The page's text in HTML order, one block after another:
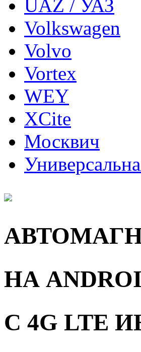
UAZ / УАЗ
Volkswagen
Volvo
Vortex
WEY
XCite
Москвич
НА
С 4G LTE